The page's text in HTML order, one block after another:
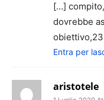
[…]
dovrebbe
Entra per
aristotele